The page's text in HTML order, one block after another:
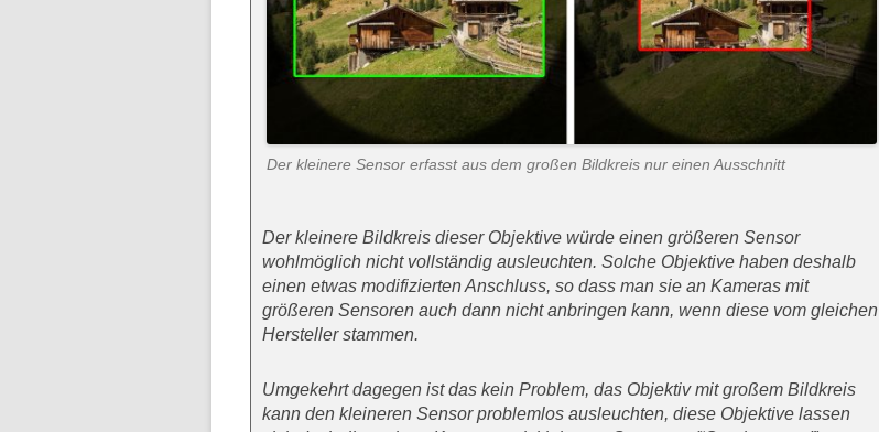
Der kleinere Sensor erfasst aus dem großen Bildkreis nur einen Ausschnitt
Der kleinere Bildkreis dieser Objektive würde einen größeren Sensor
wohlmöglich nicht vollständig ausleuchten. Solche Objektive haben deshalb
einen etwas modifizierten Anschluss, so dass man sie an Kameras mit
größeren Sensoren auch dann nicht anbringen kann, wenn diese vom gleichen
Hersteller stammen.
Umgekehrt dagegen ist das kein Problem, das Objektiv mit großem Bildkreis
kann den kleineren Sensor problemlos ausleuchten, diese Objektive lassen